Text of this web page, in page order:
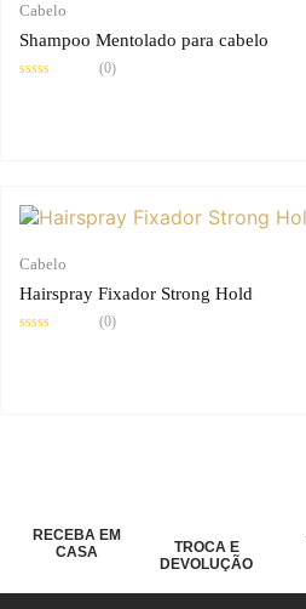
Cabelo
Shampoo Mentolado para cabelo
(0)
Cabelo
Hairspray Fixador Strong Hold
(0)
RECEBA EM
CASA
TROCA E
DEVOLUÇÃO